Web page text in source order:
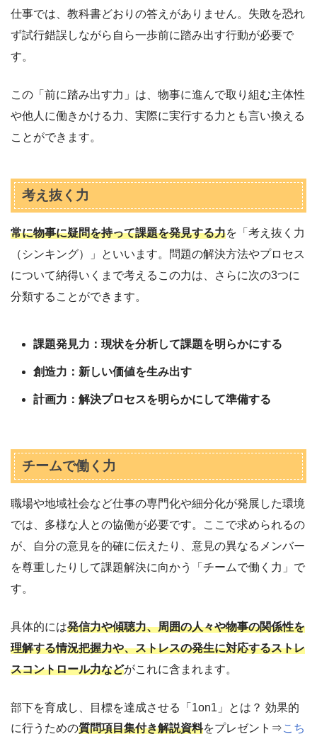
仕事では、教科書どおりの答えがありません。失敗を恐れ
ず試行錯誤しながら自ら一歩前に踏み出す行動が必要で
す。
この「前に踏み出す力」は、物事に進んで取り組む主体性
や他人に働きかける力、実際に実行する力とも言い換える
ことができます。
考え抜く力
常に物事に疑問を持って課題を発見する力を「考え抜く力
（シンキング）」といいます。問題の解決方法やプロセス
について納得いくまで考えるこの力は、さらに次の3つに
分類することができます。
課題発見力：現状を分析して課題を明らかにする
創造力：新しい価値を生み出す
計画力：解決プロセスを明らかにして準備する
チームで働く力
職場や地域社会など仕事の専門化や細分化が発展した環境
では、多様な人との協働が必要です。ここで求められるの
が、自分の意見を的確に伝えたり、意見の異なるメンバー
を尊重したりして課題解決に向かう「チームで働く力」で
す。
具体的には発信力や傾聴力、周囲の人々や物事の関係性を
理解する情況把握力や、ストレスの発生に対応するストレ
スコントロール力などがこれに含まれます。
部下を育成し、目標を達成させる「1on1」とは？ 効果的
に行うための質問項目集付き解説資料をプレゼント⇒こち